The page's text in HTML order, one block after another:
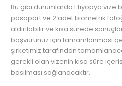
Bu gibi durumlarda Etiyopya vize
pasaport ve 2 adet biometrik
aldırılabilir ve kısa sürede
başvurunuz için tamamlanması
şirketimiz tarafından
gerekli olan vizenin kısa süre
basılması sağlanacaktır.